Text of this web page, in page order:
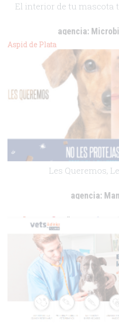
El interior de tu mascota
agencia:
Aspid de Plata
Les Queremos,
agencia: